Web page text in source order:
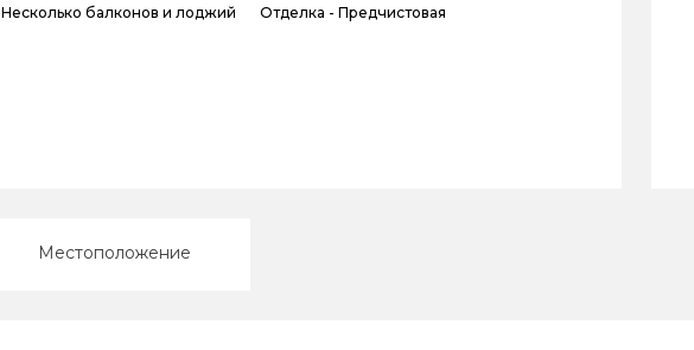
Несколько балконов и лоджий Отделка - Предчистовая
Местоположение